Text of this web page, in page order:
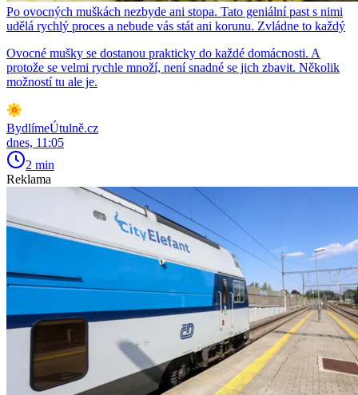
Po ovocných muškách nezbyde ani stopa. Tato geniální past s nimi
udělá rychlý proces a nebude vás stát ani korunu. Zvládne to každý
Ovocné mušky se dostanou prakticky do každé domácnosti. A
protože se velmi rychle množí, není snadné se jich zbavit. Několik
možností tu ale je.
BydlímeÚtulně.cz
dnes, 11:05
2 min
Reklama